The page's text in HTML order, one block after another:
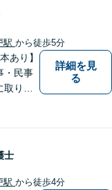
をサ
談
駅 から徒歩5分
あり】
・民事
り組
いた
詳細を見
る
士
駅 から徒歩4分